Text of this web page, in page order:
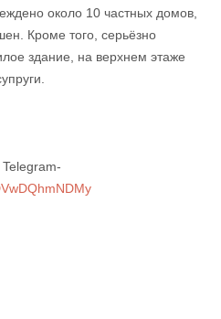
около 10 частных домов,
Кроме того, серьёзно
здание, на верхнем этаже